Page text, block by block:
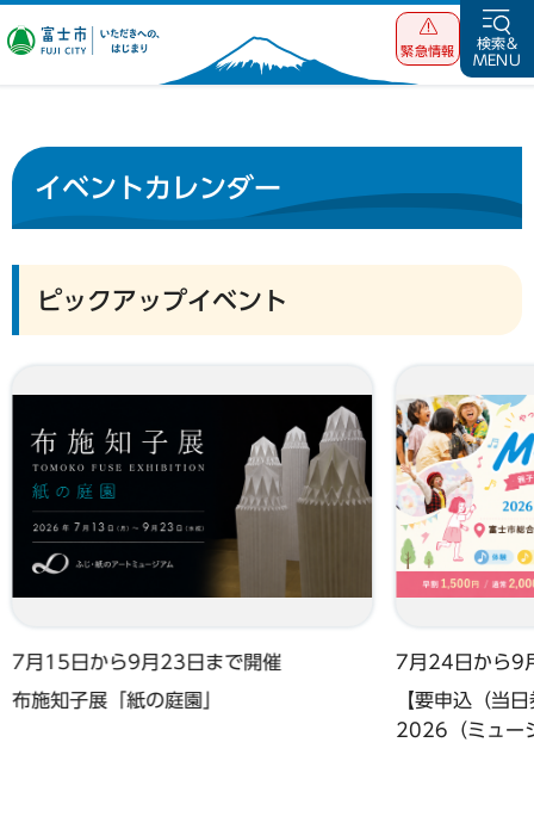
富士市 いただ
緊急情報
検索&
MENU
イベントカレンダー
ピックアップイベント
7月15日から9月23日まで開催
布施知子展「紙の庭園」
7月24日から9
【要申込（当
2026（ミュー